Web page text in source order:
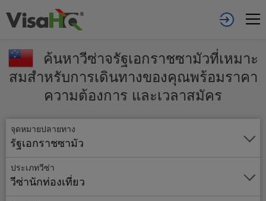
ค้นหาวีซ่าจรัฐเอกราชซามัวที่เหมาะ
สมสำหรับการเดินทางของคุณพร้อมราคา
ความต้องการ และเวลาสมัคร
จุดหมายปลายทาง
รัฐเอกราชซามัว
ประเภทวีซ่า
วีซ่านักท่องเที่ยว